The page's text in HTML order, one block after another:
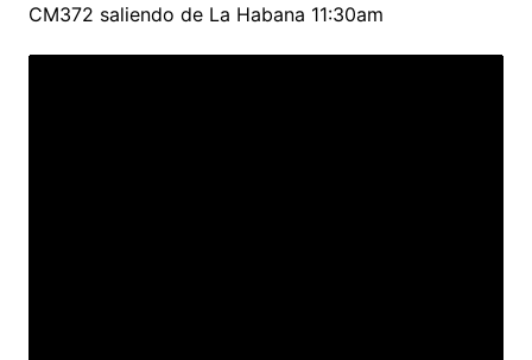
CM372 saliendo de La Habana 11:30am